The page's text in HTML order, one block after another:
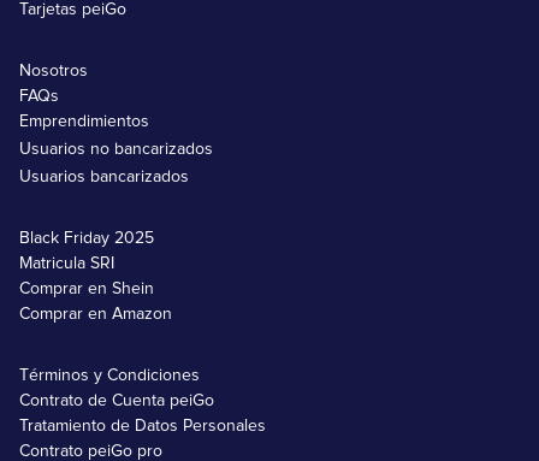
Tarjetas peiGo
Nosotros
FAQs
Emprendimientos
Usuarios no bancarizados
Usuarios bancarizados
Black Friday 2025
Matricula SRI
Comprar en Shein
Comprar en Amazon
Términos y Condiciones
Contrato de Cuenta peiGo
Tratamiento de Datos Personales
Contrato peiGo pro